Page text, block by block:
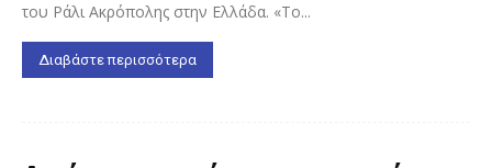
του Ράλι Ακρόπολης στην Ελλάδα. «Το...
Διαβάστε περισσότερα